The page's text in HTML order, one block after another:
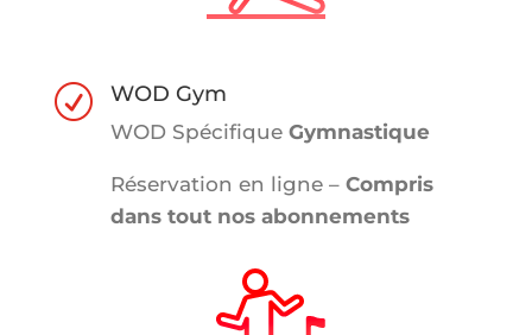
R WOD Gym
WOD Spécifique Gymnastique
Réservation en ligne – Compris
dans tout nos abonnements